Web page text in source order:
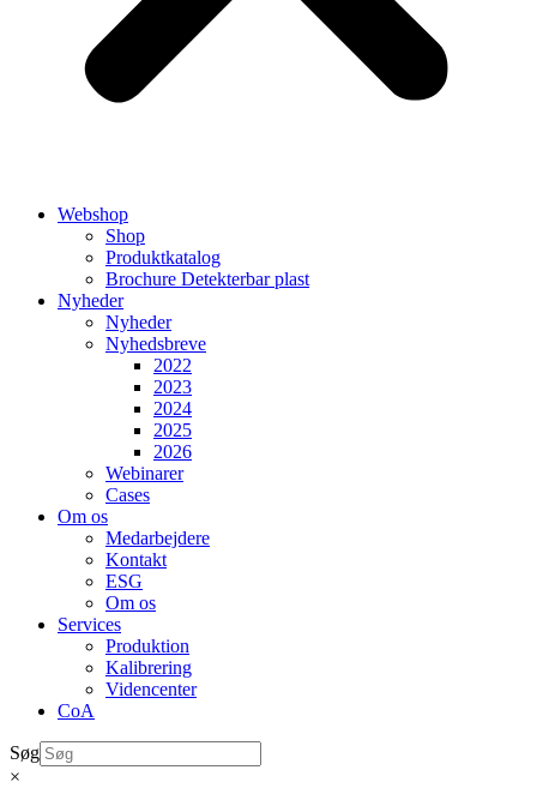
Webshop
Shop
Produktkatalog
Brochure Detekterbar plast
Nyheder
Nyheder
Nyhedsbreve
2022
2023
2024
2025
2026
Webinarer
Cases
Om os
Medarbejdere
Kontakt
ESG
Om os
Services
Produktion
Kalibrering
Videncenter
CoA
Søg
×